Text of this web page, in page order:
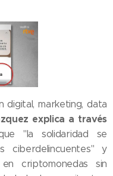
marketing, data
explica a través
"la solidaridad se
y
criptomonedas sin